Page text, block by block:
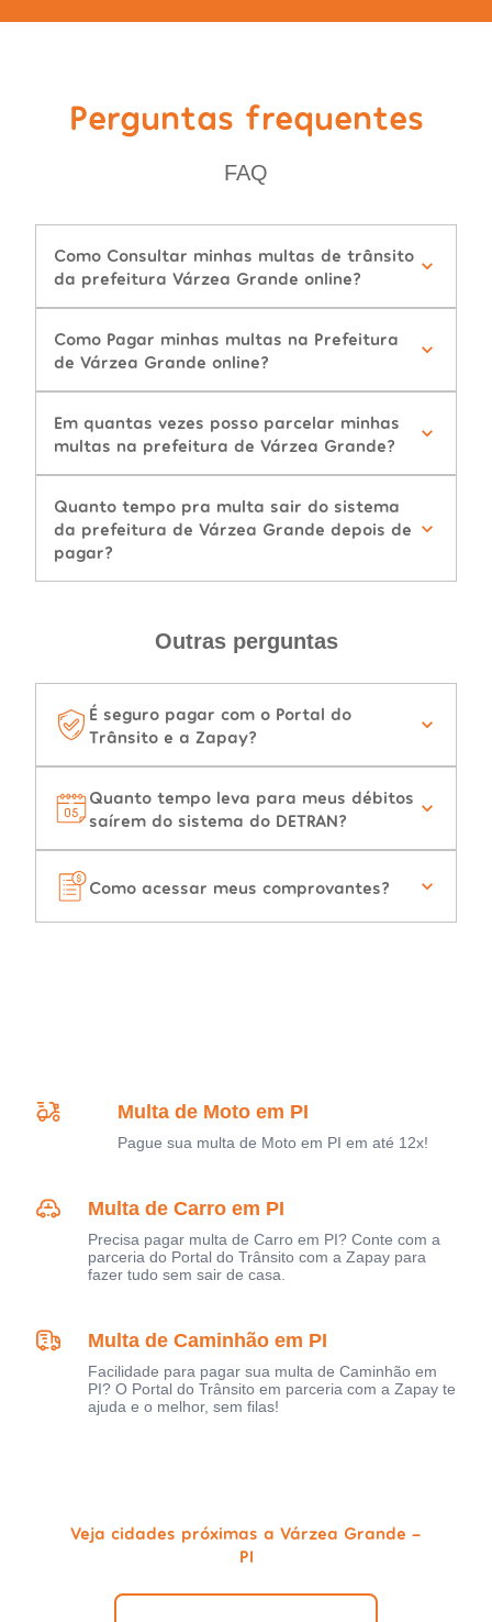
Perguntas frequentes
FAQ
Como Consultar minhas multas de trânsito
da prefeitura Várzea Grande online?
Como Pagar minhas multas na Prefeitura
de Várzea Grande online?
Em quantas vezes posso parcelar minhas
multas na prefeitura de Várzea Grande?
Quanto tempo pra multa sair do sistema
da prefeitura de Várzea Grande depois de
pagar?
Outras perguntas
É seguro pagar com o Portal do
Trânsito e a Zapay?
Quanto tempo leva para meus débitos
saírem do sistema do DETRAN?
Como acessar meus comprovantes?
Multa de Moto em PI
Pague sua multa de Moto em PI em até 12x!
Multa de Carro em PI
Precisa pagar multa de Carro em PI? Conte com a
parceria do Portal do Trânsito com a Zapay para
fazer tudo sem sair de casa.
Multa de Caminhão em PI
Facilidade para pagar sua multa de Caminhão em
PI? O Portal do Trânsito em parceria com a Zapay te
ajuda e o melhor, sem filas!
Veja cidades próximas a Várzea Grande -
PI